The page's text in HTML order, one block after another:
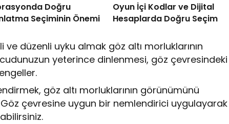
Doğru
Seçiminin Önemi
Oyun İçi Kodlar ve Dijital
Hesaplarda Doğru Seçim
düzenli uyku almak göz altı morluklarının
yeterince dinlenmesi, göz çevresindeki
göz altı morluklarının görünümünü
çevresine uygun bir nemlendirici uygulayarak